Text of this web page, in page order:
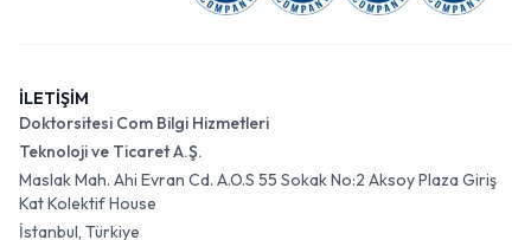
İLETİŞİM
Doktorsitesi Com Bilgi Hizmetleri
Teknoloji ve Ticaret A.Ş.
Maslak Mah. Ahi Evran Cd. A.O.S 55 Sokak No:2 Aksoy Plaza Giriş
Kat Kolektif House
İstanbul, Türkiye